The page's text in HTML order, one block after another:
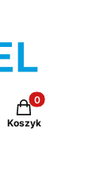
Produkty w
Koszyk